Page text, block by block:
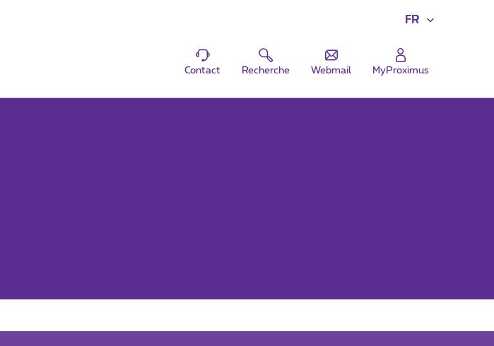
FR
Contact Recherche Webmail MyProximus